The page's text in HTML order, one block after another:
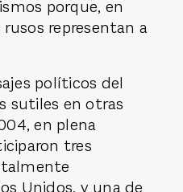
porque, en
representan a
políticos del
sutiles en otras
en plena
tres